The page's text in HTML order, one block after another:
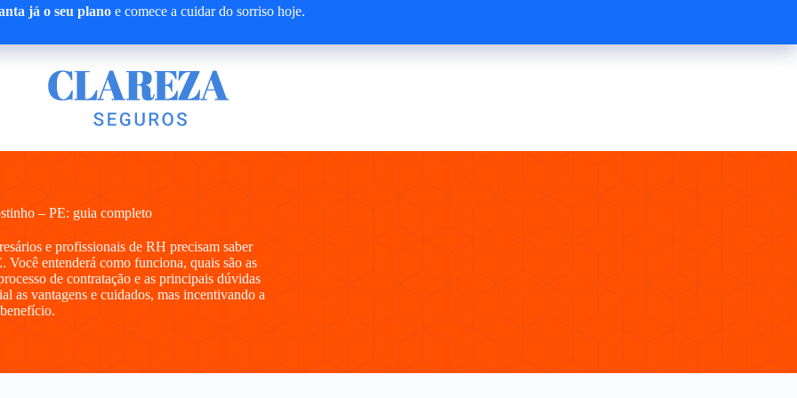
já o seu planoe comece a cuidar do sorriso hoje.
– PE: guia completo
e profissionais de RH precisam saber
entenderá como funciona, quais são as
de contratação e as principais dúvidas
as vantagens e cuidados, mas incentivando a